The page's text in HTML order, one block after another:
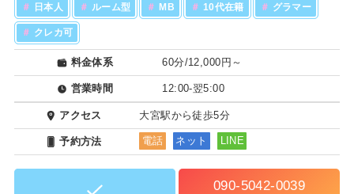
＃ 日本人 ＃ ルーム型 ＃MB ＃ 10代在籍 ＃ グラマー
＃ クレカ可
料金体系 60分/12,000円～
営業時間 12:00-翌5:00
アクセス 大宮駅から徒歩5分
予約方法 電話 ネット LINE
090-5042-0039